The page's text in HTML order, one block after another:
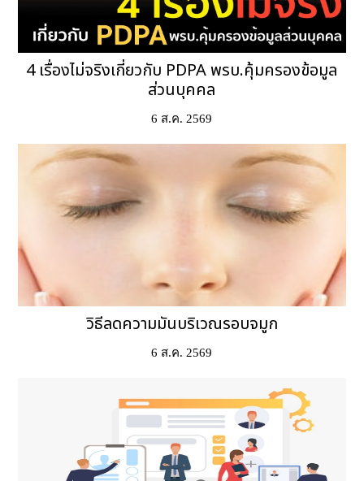
4 เรื่องไม่จริงเกี่ยวกับ PDPA พรบ.คุ้มครองข้อมูล
ส่วนบุคคล
6 ส.ค. 2569
วิธีลดความมันบริเวณรอบจมูก
6 ส.ค. 2569